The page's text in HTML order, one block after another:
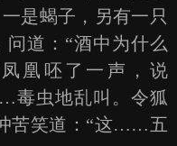
是蝎子，另有一只
道：“酒中为什么
凰呸了一声，说
毒虫地乱叫。令狐
苦笑道：“这……五